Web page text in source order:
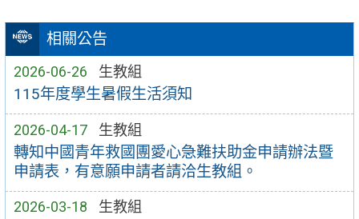
相關公告
2026-06-26 生教組
115年度學生暑假生活須知
2026-04-17 生教組
轉知中國青年救國團愛心急難扶助金申請辦法暨
申請表，有意願申請者請洽生教組。
2026-03-18 生教組